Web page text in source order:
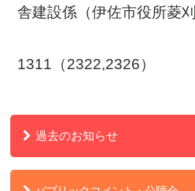
舎建設係（伊佐市役所菱刈
℡：
1311（2322,2326）
過去のお知らせ